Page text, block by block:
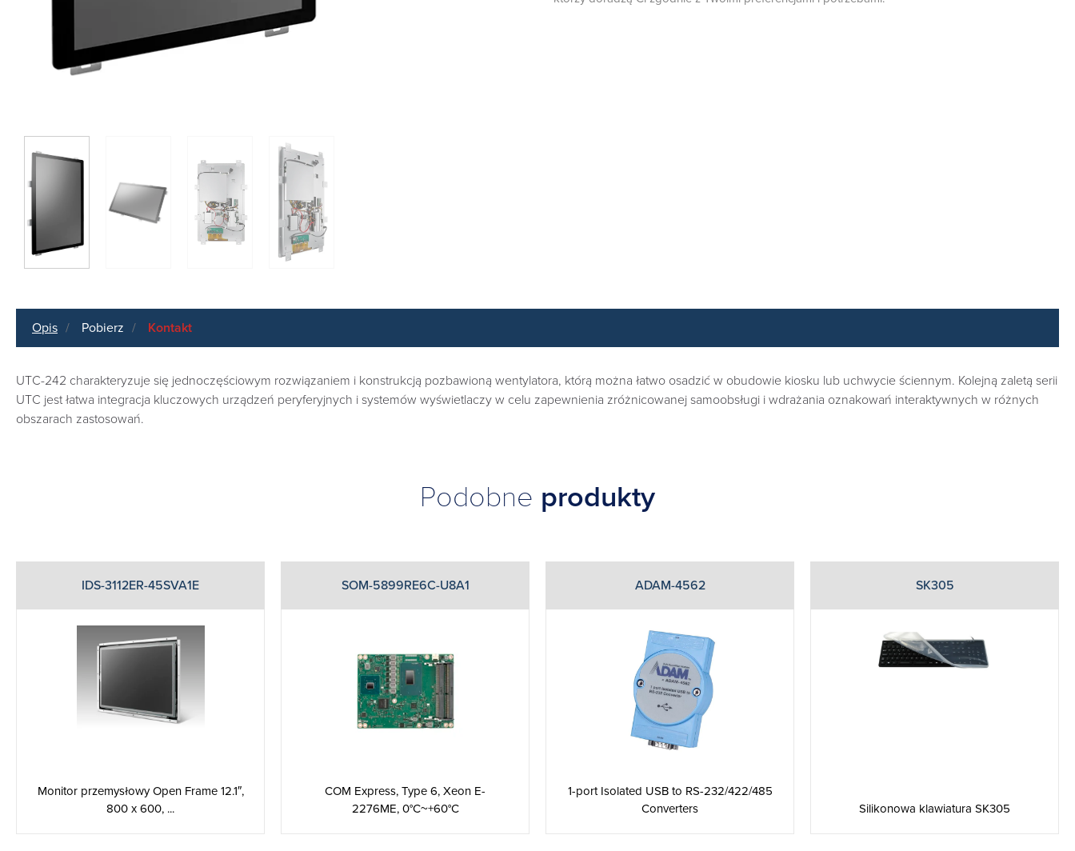
Opis Pobierz Kontakt
UTC-242 charakteryzuje się jednoczęściowym rozwiązaniem i konstrukcją pozbawioną wentylatora, którą można łatwo osadzić w obudowie kiosku lub uchwycie ściennym. Kolejną zaletą serii
UTC jest łatwa integracja kluczowych urządzeń peryferyjnych i systemów wyświetlaczy w celu zapewnienia zróżnicowanej samoobsługi i wdrażania oznakowań interaktywnych w różnych
obszarach zastosowań.
Podobne produkty
IDS-3112ER-45SVA1E
Monitor przemysłowy Open Frame 12.1″,
800 x 600, ...
SOM-5899RE6C-U8A1
COM Express, Type 6, Xeon E-
2276ME, 0°C~+60°C
ADAM-4562
1-port Isolated USB to RS-232/422/485
Converters
SK305
Silikonowa klawiatura SK305